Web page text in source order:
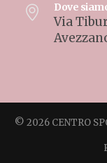
Dove
Via
© 2026 CENTRO